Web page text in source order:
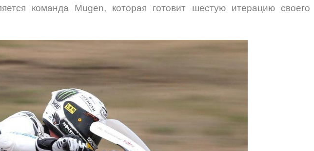
команда Mugen, которая готовит шестую итерацию своего